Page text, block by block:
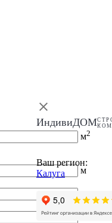
ИндивиДОМ
Ваш регион:
Калуга
м2
м